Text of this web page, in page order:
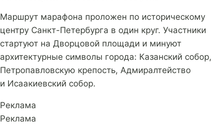
Маршрут марафона проложен по историческому
центру Санкт-Петербурга в один круг. Участники
стартуют на Дворцовой площади и минуют
архитектурные символы города: Казанский собор,
Петропавловскую крепость, Адмиралтейство
и Исаакиевский собор.
Реклама
Реклама